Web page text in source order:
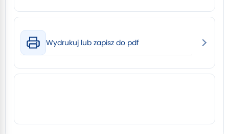
Wydrukuj lub zapisz do pdf